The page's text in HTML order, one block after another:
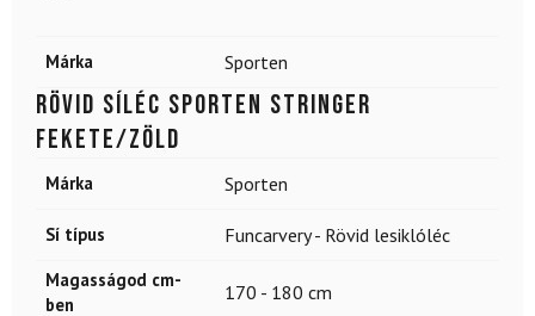
Márka Sporten
Rövid síléc SPORTEN Stringer
Fekete/zöld
Márka Sporten
Sí típus Funcarvery - Rövid lesiklóléc
Magasságod cm-
ben
170 - 180 cm